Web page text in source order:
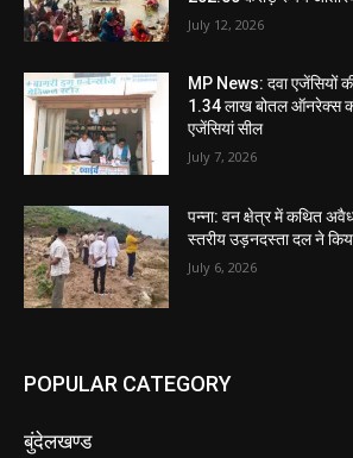
July 12, 2026
MP News: दवा एजेंसियों
1.34 लाख बोतल ऑनरेक्स
एजेंसियां सील
July 7, 2026
पन्ना: वन क्षेत्र में कथित
स्तरीय उड़नदस्ता दल ने किया
July 6, 2026
POPULAR CATEGORY
बुंदेलखण्ड